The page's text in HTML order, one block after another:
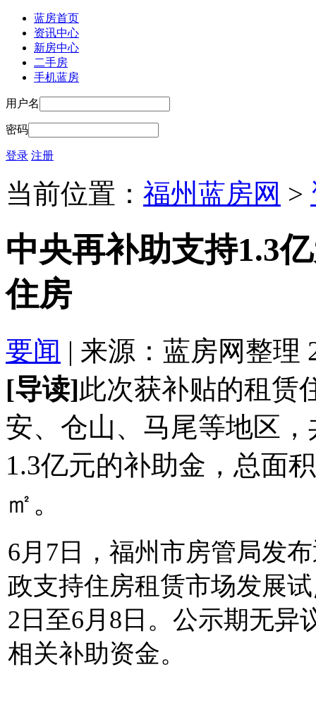
蓝房首页
资讯中心
新房中心
二手房
手机蓝房
用户名
密码
登录 注册
当前位置： 福州蓝房网 >
中央再补助支持1.3
住房
要闻 | 来源：蓝房网整理
[导读]此次获补贴的租赁
安、仓山、马尾等地区
1.3亿元的补助金，总面
㎡。
6月7日，福州市房管局发
政支持住房租赁市场发展
2日至6月8日。公示期无异
相关补助资金。